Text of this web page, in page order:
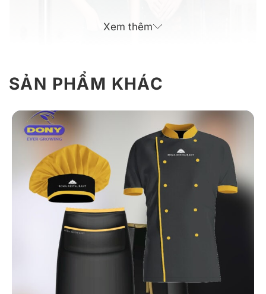
Mẫu áo thun đồng phục nhà hàng màu xanh bơ
Giới Thiệu Thông Tin Đồng Phục Áo
Thun Nhà Hàng Màu Xanh Bơ Nổi Bật
Tổng thể mẫu áo được định hướng theo phong cách
hiện đại, tối giản nhưng có điểm nhấn rõ ràng. Sự kết
hợp màu sắc trên trang phục trở nên thu hút mà không
gây rối mắt, đồng thời nâng cao tính nhận diện thương
Xem thêm
SẢN PHẨM KHÁC